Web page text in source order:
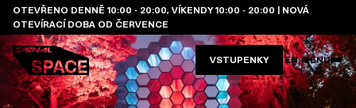
OTEVŘENO DENNĚ 10:00 - 20:00, VÍKENDY 10:00 - 20:00 | NOVÁ
OTEVÍRACÍ DOBA OD ČERVENCE
VSTUPENKY EN MENU